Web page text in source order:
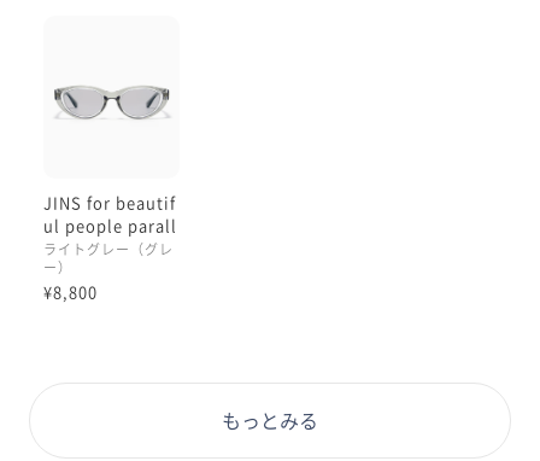
この後付け・重ね付けしたかのような
すごく目立つディティールではなく
「気がついたら目元に奥行きが出て
目力が出る」ようなイメージです。
お試しいただきたいです☺️
JINS for beautif
ul people parall
ax sunglasses
ライトグレー（グレ
ー）
¥8,800
もっとみる